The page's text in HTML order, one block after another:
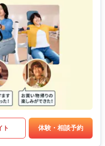
ト 体験・相談予約